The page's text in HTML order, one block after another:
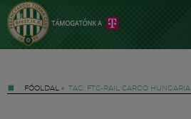
FŐOLDAL » TAG: FTC-RAIL CARGO HUNGARIA